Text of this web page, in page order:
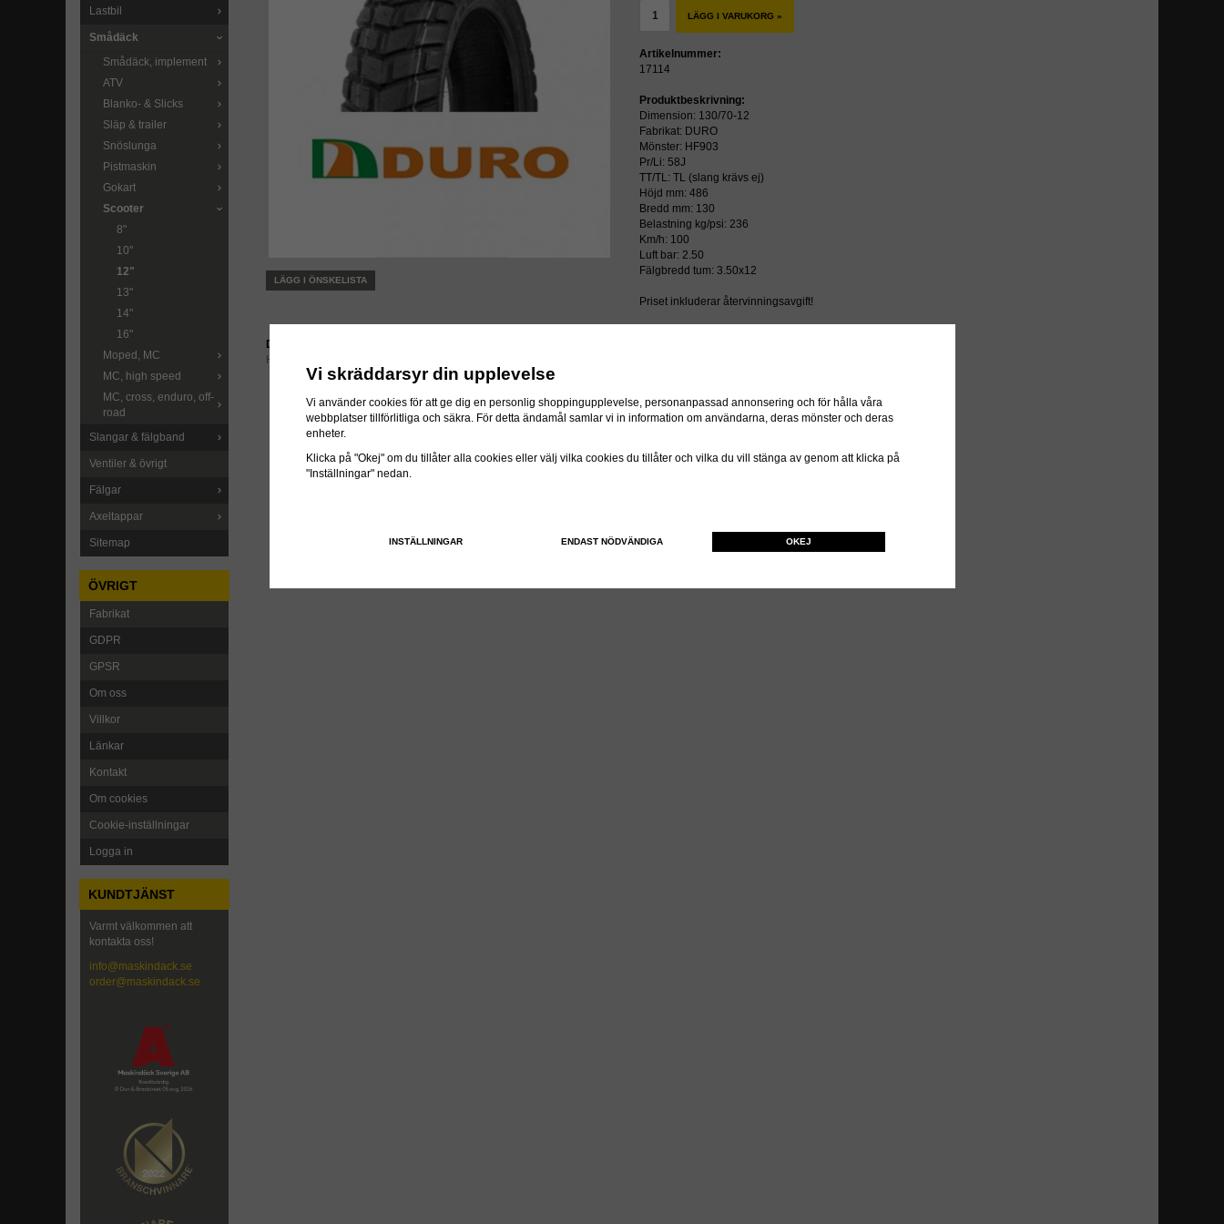
Lastbil
Smådäck
Smådäck, implement
ATV
Blanko- & Slicks
Släp & trailer
Snöslunga
Pistmaskin
Gokart
Scooter
8"
10"
12"
13"
14"
16"
Moped, MC
MC, high speed
MC, cross, enduro, off-
road
Slangar & fälgband
Ventiler & övrigt
Fälgar
Axeltappar
Sitemap
ÖVRIGT
Fabrikat
GDPR
GPSR
Om oss
Villkor
Länkar
Kontakt
Om cookies
Cookie-inställningar
Logga in
KUNDTJÄNST
Varmt välkommen att
kontakta oss!
info@maskindack.se
order@maskindack.se
LÄGG I ÖNSKELISTA
Direktlänk:
Högerklicka och kopiera adressen
LÄGG I VARUKORG »
Artikelnummer:
17114
Produktbeskrivning:
Dimension: 130/70-12
Fabrikat: DURO
Mönster: HF903
Pr/Li: 58J
TT/TL: TL (slang krävs ej)
Höjd mm: 486
Bredd mm: 130
Belastning kg/psi: 236
Km/h: 100
Luft bar: 2.50
Fälgbredd tum: 3.50x12
Priset inkluderar återvinningsavgift!
Vi skräddarsyr din upplevelse
Vi använder cookies för att ge dig en personlig shoppingupplevelse, personanpassad annonsering och för hålla våra
webbplatser tillförlitliga och säkra. För detta ändamål samlar vi in information om användarna, deras mönster och deras
enheter.
Klicka på "Okej" om du tillåter alla cookies eller välj vilka cookies du tillåter och vilka du vill stänga av genom att klicka på
"Inställningar" nedan.
INSTÄLLNINGAR ENDAST NÖDVÄNDIGA OKEJ